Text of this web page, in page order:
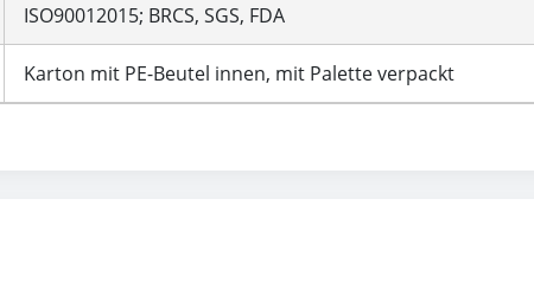
ISO90012015; BRCS, SGS, FDA
Karton mit PE-Beutel innen, mit Palette verpackt